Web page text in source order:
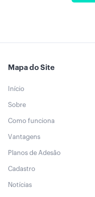
Mapa do Site
Início
Sobre
Como funciona
Vantagens
Planos de Adesão
Cadastro
Notícias